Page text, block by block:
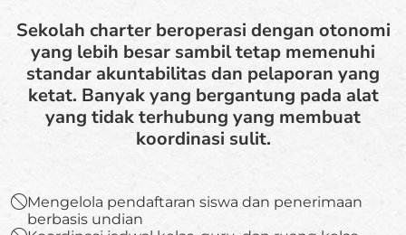
Sekolah charter beroperasi dengan otonomi
yang lebih besar sambil tetap memenuhi
standar akuntabilitas dan pelaporan yang
ketat. Banyak yang bergantung pada alat
yang tidak terhubung yang membuat
koordinasi sulit.
Mengelola pendaftaran siswa dan penerimaan
berbasis undian